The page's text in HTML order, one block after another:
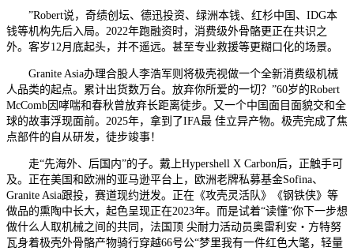
”Robert说，奇绩创坛、德迅投资、绿洲本钱、红杉中国、IDG本
钱等机构先后入局。2022年跑融资时，消费级外骨骼更正在共识之
外。客岁12月底起头，并不遥远。甚至专业救援等更糊口化的场景。
Granite Asia办理合股人李浩军则将极壳视做一个全新消费级机械
人品类的起点。累计出货数万台。放弃你所爱的一切？”60岁的Robert
McComb因哮喘和春秋曾放弃长距离徒步。又一个中国面目面貌交和全
球的故事浮现面前。2025年，拿到了IFA最 佳立异产物。极壳完成了焦
点部件的自从研发，徒步竣事！
走“先海外、后国内”的子。戴上Hypershell X Carbon后，正触手可
及。正在美国和欧洲的亚马逊平台上，欧洲老牌私募基金Sofina、
Granite Asia跟投，赛道现约迸发。正在《攻壳灵活队》《钢铁侠》等
做品的熏陶中长大，起色呈现正在2023年。而是试着“读懂”你下一步想
做什么人取机械之间的共同，法国顶 尖耐力活动员奥雷利安・方特努
瓦身着极壳外骨骼产物骑行穿越66号公“梦里我有一件红色大氅，轻量